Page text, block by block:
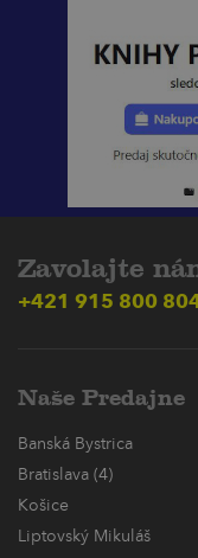
Zavolajte
+421 915 800
Naše Predajne
Banská Bystrica
Bratislava (4)
Košice
Liptovský Mikuláš